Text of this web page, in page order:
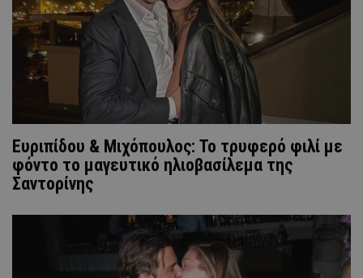
Ευριπίδου & Μιχόπουλος: Το τρυφερό φιλί με
φόντο το μαγευτικό ηλιοβασίλεμα της
Σαντορίνης